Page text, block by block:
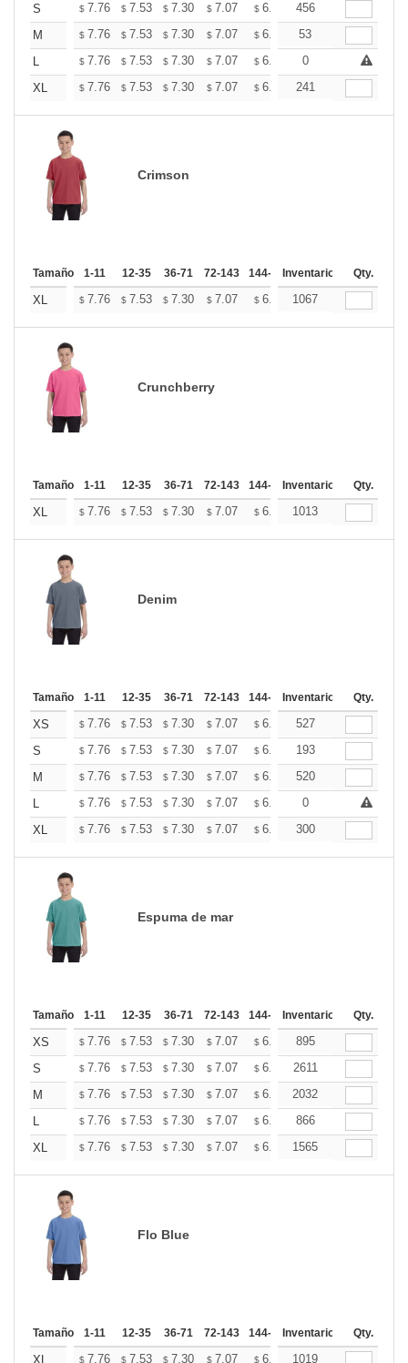
S
$ 7.76 $ 7.53 $ 7.30 $ 7.07 $ 6.84 $6.73
456
M
$ 7.76 $ 7.53 $ 7.30 $ 7.07 $ 6.84 $6.73
53
L
$ 7.76 $ 7.53 $ 7.30 $ 7.07 $ 6.84 $ +
0
XL
$ 7.76 $ 7.53 $ 7.30 $ 7.07 $ 6.84 $6.73
241
Crimson
Tamaño 1-11 12-35 36-71 72-143 144-287 288 + Mas
Inventario Qty.
XL $ 7.76 $ 7.53 $ 7.30 $ 7.07 $ 6.84 $6.73
1067
Crunchberry
Tamaño 1-11 12-35 36-71 72-143 144-287 288 + Mas
Inventario Qty.
XL $ 7.76 $ 7.53 $ 7.30 $ 7.07 $ 6.84 $6.73
1013
Denim
Tamaño 1-11 12-35 36-71 72-143 144-287 288 + Mas
Inventario Qty.
XS $ 7.76 $ 7.53 $ 7.30 $ 7.07 $ 6.84 $6.73
527
S
$ 7.76 $ 7.53 $ 7.30 $ 7.07 $ 6.84 $6.73
193
M
$ 7.76 $ 7.53 $ 7.30 $ 7.07 $ 6.84 $6.73
520
L
$ 7.76 $ 7.53 $ 7.30 $ 7.07 $ 6.84 $ +
0
XL
$ 7.76 $ 7.53 $ 7.30 $ 7.07 $ 6.84 $6.73
300
Espuma de mar
Tamaño 1-11 12-35 36-71 72-143 144-287 288 + Mas
Inventario Qty.
XS $ 7.76 $ 7.53 $ 7.30 $ 7.07 $ 6.84 $6.73
895
S
$ 7.76 $ 7.53 $ 7.30 $ 7.07 $ 6.84 $6.73
2611
M
$ 7.76 $ 7.53 $ 7.30 $ 7.07 $ 6.84 $6.73
2032
L
$ 7.76 $ 7.53 $ 7.30 $ 7.07 $ 6.84 $6.73
866
XL
$ 7.76 $ 7.53 $ 7.30 $ 7.07 $ 6.84 $6.73
1565
Flo Blue
Tamaño 1-11 12-35 36-71 72-143 144-287 288 + Mas
Inventario Qty.
XL $ 7.76 $ 7.53 $ 7.30 $ 7.07 $ 6.84 $6.73
1019